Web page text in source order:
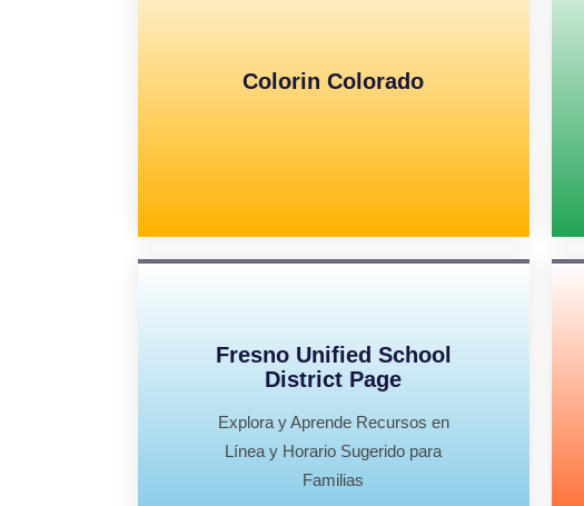
Colorin Colorado
Fresno Unified School
District Page
Explora y Aprende Recursos en
Línea y Horario Sugerido para
Familias